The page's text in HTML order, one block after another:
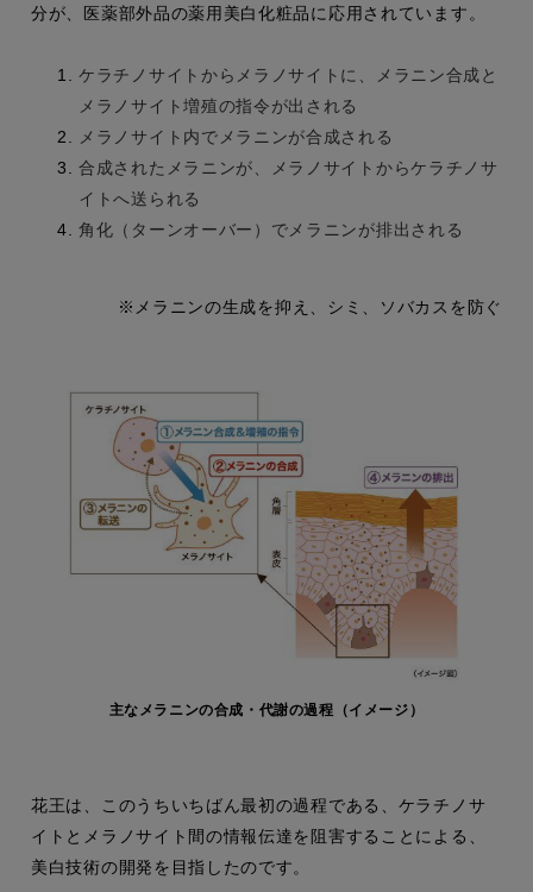
分が、医薬部外品の薬用美白化粧品に応用されています。
ケラチノサイトからメラノサイトに、メラニン合成と
メラノサイト増殖の指令が出される
メラノサイト内でメラニンが合成される
合成されたメラニンが、メラノサイトからケラチノサ
イトへ送られる
角化（ターンオーバー）でメラニンが排出される
※メラニンの生成を抑え、シミ、ソバカスを防ぐ
主なメラニンの合成・代謝の過程（イメージ）
花王は、このうちいちばん最初の過程である、ケラチノサ
イトとメラノサイト間の情報伝達を阻害することによる、
美白技術の開発を目指したのです。